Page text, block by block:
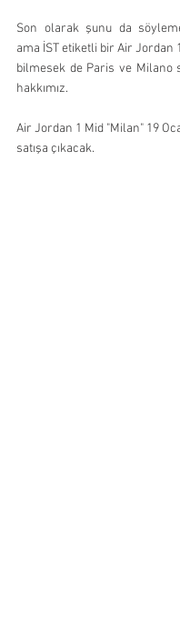
Son olarak şunu da
ama İST etiketli bir Air Jordan
bilmesek de Paris ve Milano
hakkımız.
Air Jordan 1 Mid "Milan" 19
satışa çıkacak.